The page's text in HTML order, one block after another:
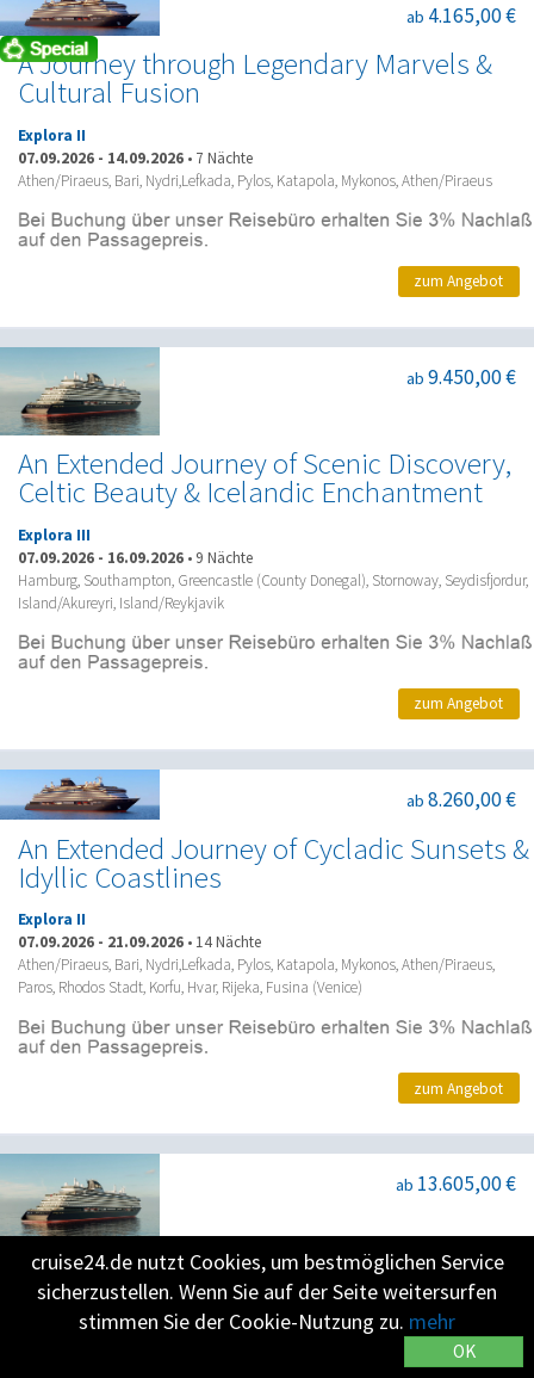
A Journey through Legendary Marvels &
Cultural Fusion
ab 4.165,00 €
Explora II
07.09.2026 - 14.09.2026 • 7 Nächte
Athen/Piraeus, Bari, Nydri,Lefkada, Pylos, Katapola, Mykonos, Athen/Piraeus
zum Angebot
An Extended Journey of Scenic Discovery,
Celtic Beauty & Icelandic Enchantment
ab 9.450,00 €
Explora III
07.09.2026 - 16.09.2026 • 9 Nächte
Hamburg, Southampton, Greencastle (County Donegal), Stornoway, Seydisfjordur,
Island/Akureyri, Island/Reykjavik
zum Angebot
An Extended Journey of Cycladic Sunsets &
Idyllic Coastlines
ab 8.260,00 €
Explora II
07.09.2026 - 21.09.2026 • 14 Nächte
Athen/Piraeus, Bari, Nydri,Lefkada, Pylos, Katapola, Mykonos, Athen/Piraeus,
Paros, Rhodos Stadt, Korfu, Hvar, Rijeka, Fusina (Venice)
zum Angebot
An Grand Journey of Atlantic Adventures,
Nordic Marvels & Glacier-Sculpted Allure
ab 13.605,00 €
cruise24.de nutzt Cookies, um bestmöglichen Service
sicherzustellen. Wenn Sie auf der Seite weitersurfen
stimmen Sie der Cookie-Nutzung zu. mehr
OK